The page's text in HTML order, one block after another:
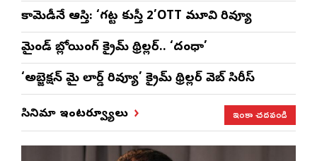
కామెడీనే ఆస్తి: ‘గట్ట కుస్తీ 2’OTT మూవి రివ్యూ
మైండ్ బ్లోయింగ్ క్రైమ్ థ్రిల్లర్.. ‘దంధా’
‘అబ్జెక్ష‌న్ మై లార్డ్ రివ్యూ’ క్రైమ్ థ్రిల్ల‌ర్ వెబ్ సిరీస్
సినిమా ఇంటర్వ్యూలు ఇంకా చదవండి